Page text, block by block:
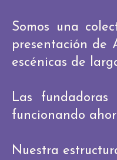
Somos una
presentación de
escénicas de
Las
funcionando
Nuestra